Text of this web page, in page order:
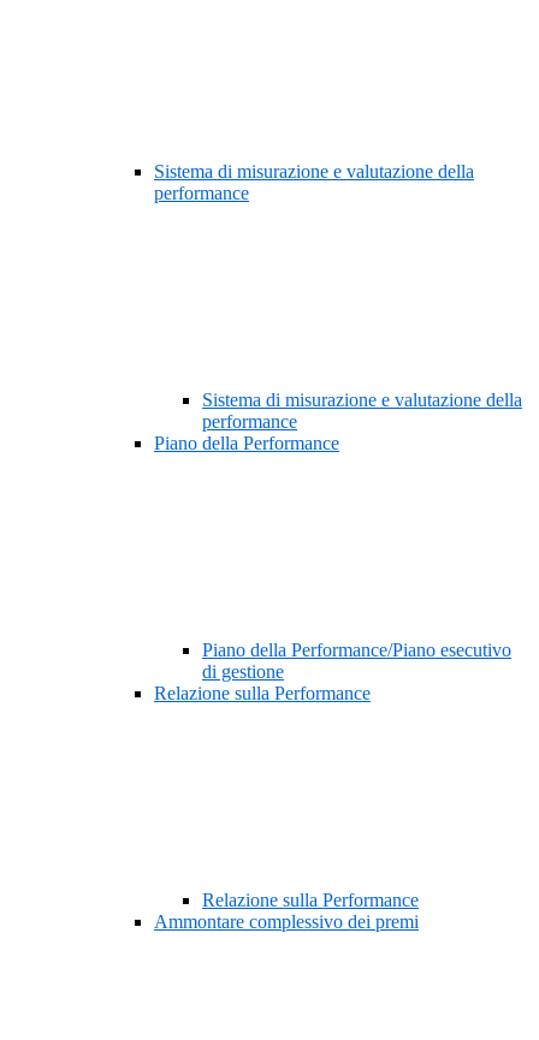
Sistema di misurazione e valutazione della
performance
Sistema di misurazione e valutazione della
performance
Piano della Performance
Piano della Performance/Piano esecutivo
di gestione
Relazione sulla Performance
Relazione sulla Performance
Ammontare complessivo dei premi